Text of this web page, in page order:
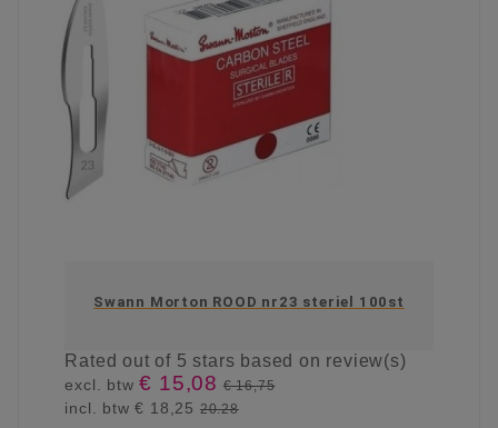
Swann Morton ROOD nr23 steriel 100st
Ratedout of 5 stars based on review(s)
excl. btw€ 15,08 € 16,75
incl. btw€ 18,25 20.28